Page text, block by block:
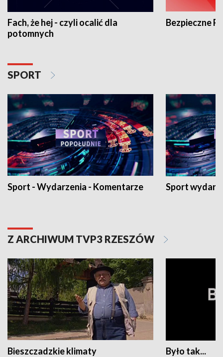
Fach, że hej - czyli ocalić dla
potomnych
Bezpieczne
SPORT
Sport - Wydarzenia - Komentarze Sport
Z ARCHIWUM TVP3 RZESZÓW
Bieszczadzkie klimaty Było tak...